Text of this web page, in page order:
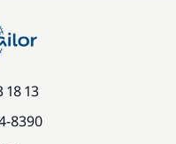
18 13
8390